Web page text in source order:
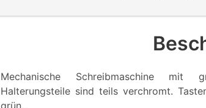
Mechanische Schreibmaschine mit
Halterungsteile sind teils verchromt.